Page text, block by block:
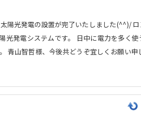
陽光発電の設置が完了いたしました(^^)/
発電システムです。 日中に電力を多く
青山智哲様、今後共どうぞ宜しくお願い申